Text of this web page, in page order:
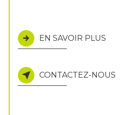
EN SAVOIR PLUS
CONTACTEZ-NOUS